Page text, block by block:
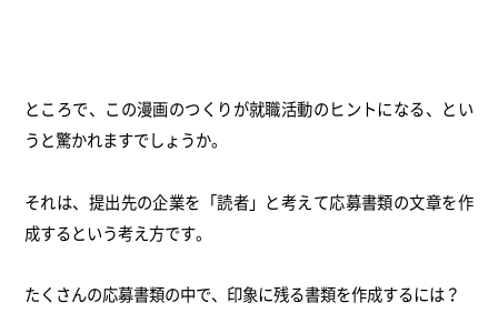
ところで、この漫画のつくりが就職活動のヒントになる、 とい
うと驚かれますでしょうか。
それは、提出先の企業を「読者」 と考えて応募書類の文章を作
成するという考え方です。
たくさんの応募書類の中で、印象に残る書類を作成するには？